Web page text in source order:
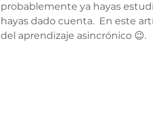
probablemente ya hayas
hayas dado cuenta.  En este
del aprendizaje asincrónico 😉.